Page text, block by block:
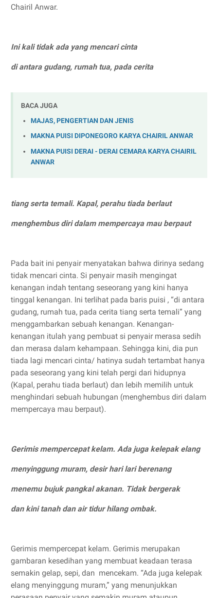
Chairil Anwar.
Ini kali tidak ada yang mencari cinta
di antara gudang, rumah tua, pada cerita
BACA JUGA
MAJAS, PENGERTIAN DAN JENIS
MAKNA PUISI DIPONEGORO KARYA CHAIRIL ANWAR
MAKNA PUISI DERAI - DERAI CEMARA KARYA CHAIRIL
ANWAR
tiang serta temali. Kapal, perahu tiada berlaut
menghembus diri dalam mempercaya mau berpaut
Pada bait ini penyair menyatakan bahwa dirinya sedang
tidak mencari cinta. Si penyair masih mengingat
kenangan indah tentang seseorang yang kini hanya
tinggal kenangan. Ini terlihat pada baris puisi , “di antara
gudang, rumah tua, pada cerita tiang serta temali” yang
menggambarkan sebuah kenangan. Kenangan-
kenangan itulah yang pembuat si penyair merasa sedih
dan merasa dalam kehampaan. Sehingga kini, dia pun
tiada lagi mencari cinta/ hatinya sudah tertambat hanya
pada seseorang yang kini telah pergi dari hidupnya
(Kapal, perahu tiada berlaut) dan lebih memilih untuk
menghindari sebuah hubungan (menghembus diri dalam
mempercaya mau berpaut).
Gerimis mempercepat kelam. Ada juga kelepak elang
menyinggung muram, desir hari lari berenang
menemu bujuk pangkal akanan. Tidak bergerak
dan kini tanah dan air tidur hilang ombak.
Gerimis mempercepat kelam. Gerimis merupakan
gambaran kesedihan yang membuat keadaan terasa
semakin gelap, sepi, dan mencekam. “Ada juga kelepak
elang menyinggung muram,” yang menunjukkan